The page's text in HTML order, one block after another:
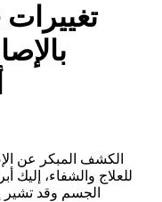
الكشف المبكر عن
للعلاج والشفاء، إليك
الجسم وقد